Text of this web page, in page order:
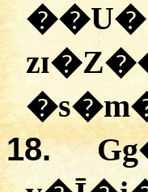
18.